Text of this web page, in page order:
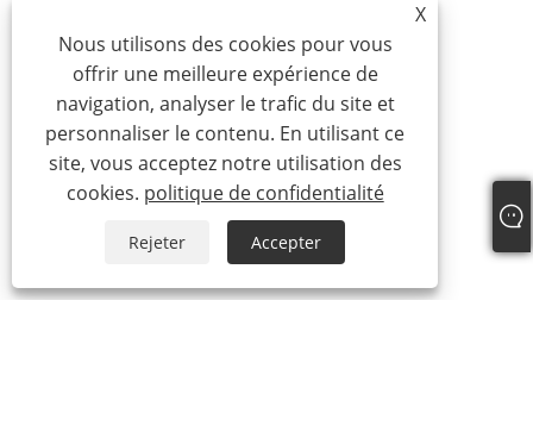
X
Nous utilisons des cookies pour vous
offrir une meilleure expérience de
navigation, analyser le trafic du site et
personnaliser le contenu. En utilisant ce
site, vous acceptez notre utilisation des
cookies. politique de confidentialité
Rejeter Accepter